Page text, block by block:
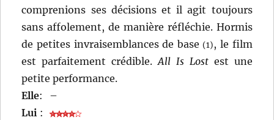
comprenions ses décisions et il agit toujours
sans affolement, de manière réfléchie. Hormis
de petites invraisemblances de base(1), le film
est parfaitement crédible.All Is Lostest une
petite performance.
Elle:
–
Lui :